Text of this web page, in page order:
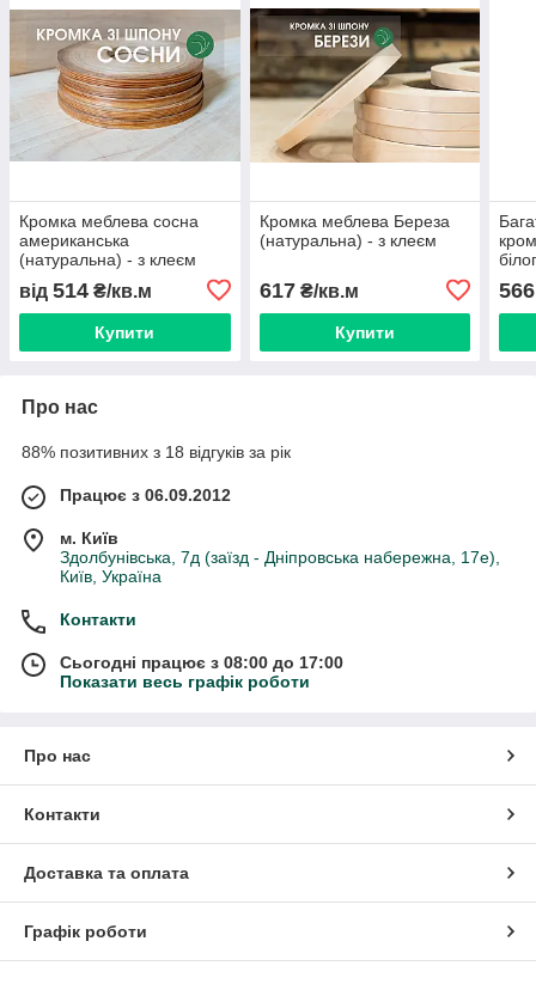
Кромка меблева сосна
американська
(натуральна) - з клеєм
від 514 ₴/кв.м
Купити
Кромка меблева Береза
(натуральна) - з клеєм
617₴/кв.м
Купити
566
Про нас
88% позитивних з 18 відгуків за рік
Працює з 06.09.2012
м. Київ
Здолбунівська, 7д (заїзд - Дніпровська набережна, 17е),
Київ, Україна
Контакти
Сьогодні працює з 08:00 до 17:00
Показати весь графік роботи
Про нас
Контакти
Доставка та оплата
Графік роботи